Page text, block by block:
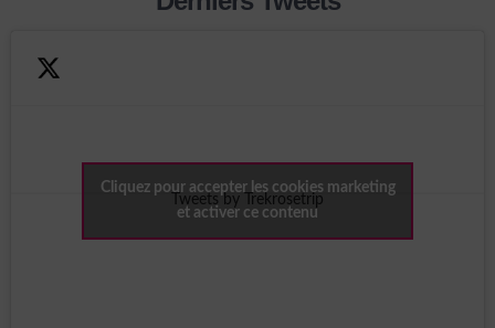
Tweets by Trekrosetrip
Cliquez pour accepter les cookies marketing
et activer ce contenu